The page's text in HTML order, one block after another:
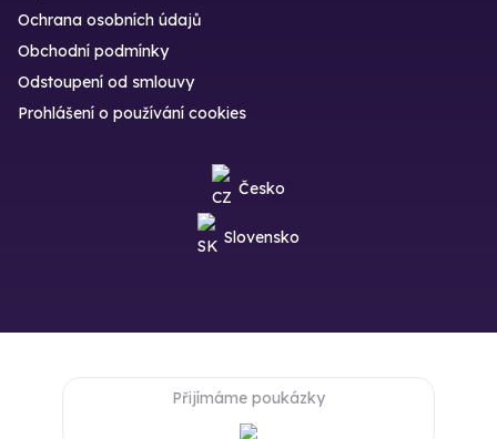
Ochrana osobních údajů
Obchodní podmínky
Odstoupení od smlouvy
Prohlášení o používání cookies
Česko
Slovensko
Přijímáme poukázky